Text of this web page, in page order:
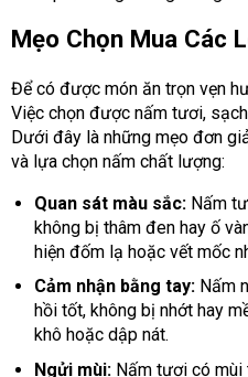
Mẹo Chọn Mua Các
Để có được món ăn trọn vẹn
Việc chọn được nấm tươi,
Dưới đây là những mẹo đơn
và lựa chọn nấm chất lượng:
Quan sát màu sắc:Nấm
không bị thâm đen hay ố
hiện đốm lạ hoặc vết mốc
Cảm nhận bằng tay:Nấm
hồi tốt, không bị nhớt hay
khô hoặc dập nát.
Ngửi mùi:Nấm tươi có mùi